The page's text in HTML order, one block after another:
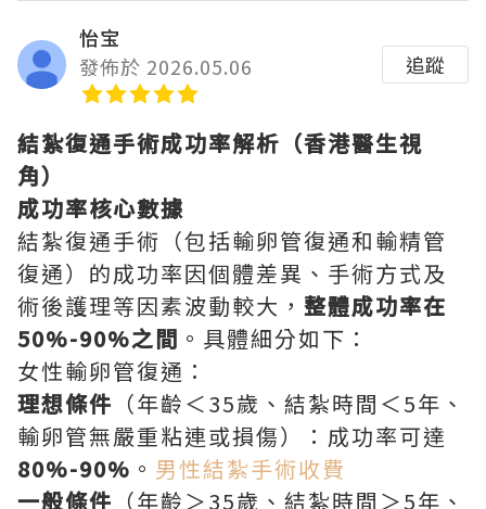
怡宝
發佈於 2026.05.06
追蹤
結紮復通手術成功率解析（香港醫生視
角）
成功率核心數據
結紮復通手術（包括輸卵管復通和輸精管
復通）的成功率因個體差異、手術方式及
術後護理等因素波動較大， 整體成功率在
50%-90%之間 。具體細分如下：
女性輸卵管復通：
理想條件 （年齡＜35歲、結紮時間＜5年、
輸卵管無嚴重粘連或損傷）：成功率可達
80%-90% 。 男性結紮手術收費
一般條件 （年齡＞35歲、結紮時間＞5年、